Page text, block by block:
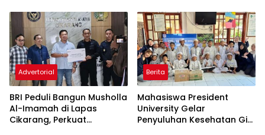
Masyarakat di Bulan
Muharram
Desa Tanjungbaru
Advertorial
BRI Peduli Bangun Musholla
Al-Imamah di Lapas
Cikarang, Perkuat
Berita
Mahasiswa President
University Gelar
Penyuluhan Kesehatan Gigi